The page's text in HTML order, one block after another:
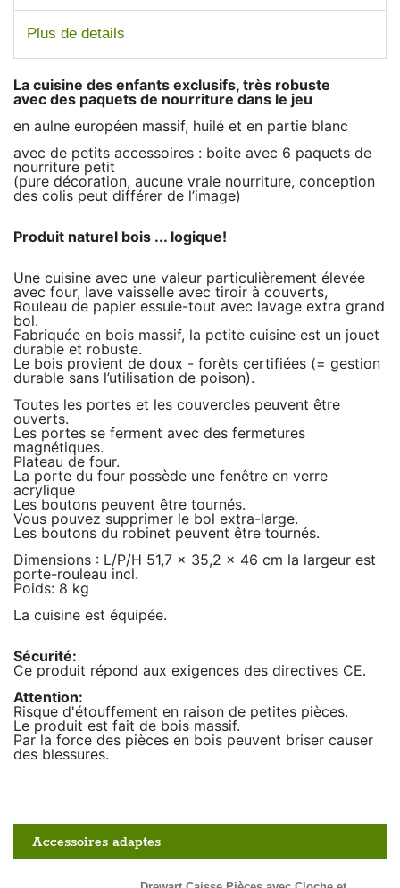
Plus de details
La cuisine des enfants exclusifs, très robuste
avec des paquets de nourriture dans le jeu
en aulne européen massif, huilé et en partie blanc
avec de petits accessoires : boite avec 6 paquets de
nourriture petit
(pure décoration, aucune vraie nourriture, conception
des colis peut différer de l’image)
Produit naturel bois ... logique!
Une cuisine avec une valeur particulièrement élevée
avec four, lave vaisselle avec tiroir à couverts,
Rouleau de papier essuie-tout avec lavage extra grand
bol.
Fabriquée en bois massif, la petite cuisine est un jouet
durable et robuste.
Le bois provient de doux - forêts certifiées (= gestion
durable sans l’utilisation de poison).
Toutes les portes et les couvercles peuvent être
ouverts.
Les portes se ferment avec des fermetures
magnétiques.
Plateau de four.
La porte du four possède une fenêtre en verre
acrylique
Les boutons peuvent être tournés.
Vous pouvez supprimer le bol extra-large.
Les boutons du robinet peuvent être tournés.
Dimensions : L/P/H 51,7 x 35,2 x 46 cm la largeur est
porte-rouleau incl.
Poids: 8 kg
La cuisine est équipée.
Sécurité:
Ce produit répond aux exigences des directives CE.
Attention:
Risque d'étouffement en raison de petites pièces.
Le produit est fait de bois massif.
Par la force des pièces en bois peuvent briser causer
des blessures.
Accessoires adaptes